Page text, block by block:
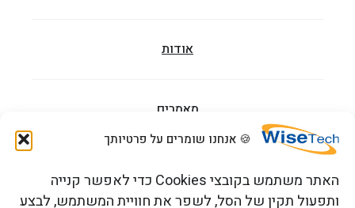
🍪 אנחנו שומרים על פרטיותך
האתר משתמש בקובצי Cookies כדי לאפשר קנייה
ותפעול תקין של הסל, לשפר את חוויית המשתמש, לבצע
אודות
מאמרים
הדרכות וקורסים